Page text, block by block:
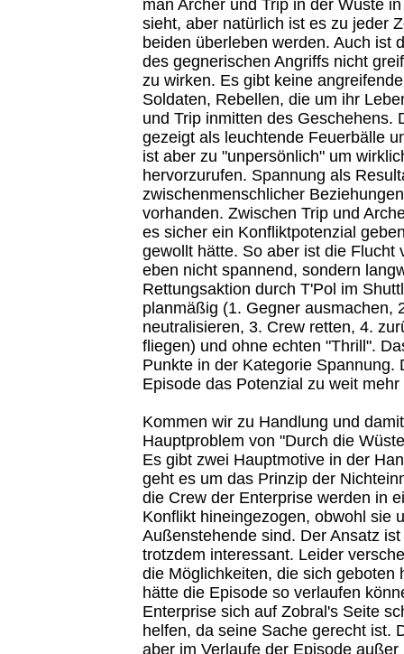
man Archer und Trip in der Wüste
sieht, aber natürlich ist es zu jeder
beiden überleben werden. Auch ist
des gegnerischen Angriffs nicht
zu wirken. Es gibt keine
Soldaten, Rebellen, die um ihr
und Trip inmitten des Geschehens.
gezeigt als leuchtende Feuerbälle
ist aber zu "unpersönlich" um
hervorzurufen. Spannung als
zwischenmenschlicher
vorhanden. Zwischen Trip und
es sicher ein Konfliktpotenzial
gewollt hätte. So aber ist die Flucht
eben nicht spannend, sondern
Rettungsaktion durch T'Pol im
planmäßig (1. Gegner ausmachen,
neutralisieren, 3. Crew retten, 4.
fliegen) und ohne echten "Thrill".
Punkte in der Kategorie Spannung.
Episode das Potenzial zu weit mehr
Kommen wir zu Handlung und
Hauptproblem von "Durch die
Es gibt zwei Hauptmotive in der
geht es um das Prinzip der
die Crew der Enterprise werden in
Konflikt hineingezogen, obwohl sie
Außenstehende sind. Der Ansatz
trotzdem interessant. Leider
die Möglichkeiten, die sich geboten
hätte die Episode so verlaufen
Enterprise sich auf Zobral's Seite
helfen, da seine Sache gerecht ist.
aber im Verlaufe der Episode